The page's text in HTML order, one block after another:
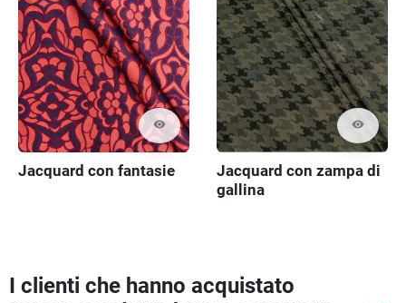
visibility
Jacquard con fantasie
visibility
Jacquard con zampa di
gallina
I clienti che hanno acquistato